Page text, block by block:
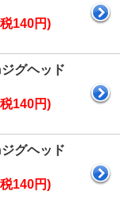
140円)
グヘッド
140円)
グヘッド
140円)